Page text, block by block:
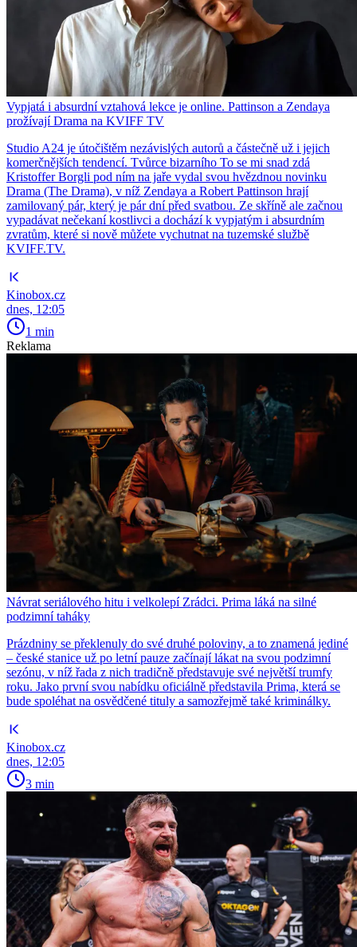
Vypjatá i absurdní vztahová lekce je online. Pattinson a Zendaya
prožívají Drama na KVIFF TV
Studio A24 je útočištěm nezávislých autorů a částečně už i jejich
komerčnějších tendencí. Tvůrce bizarního To se mi snad zdá
Kristoffer Borgli pod ním na jaře vydal svou hvězdnou novinku
Drama (The Drama), v níž Zendaya a Robert Pattinson hrají
zamilovaný pár, který je pár dní před svatbou. Ze skříně ale začnou
vypadávat nečekaní kostlivci a dochází k vypjatým i absurdním
zvratům, které si nově můžete vychutnat na tuzemské službě
KVIFF.TV.
Kinobox.cz
dnes, 12:05
1 min
Reklama
Návrat seriálového hitu i velkolepí Zrádci. Prima láká na silné
podzimní taháky
Prázdniny se překlenuly do své druhé poloviny, a to znamená jediné
– české stanice už po letní pauze začínají lákat na svou podzimní
sezónu, v níž řada z nich tradičně představuje své největší trumfy
roku. Jako první svou nabídku oficiálně představila Prima, která se
bude spoléhat na osvědčené tituly a samozřejmě také kriminálky.
Kinobox.cz
dnes, 12:05
3 min